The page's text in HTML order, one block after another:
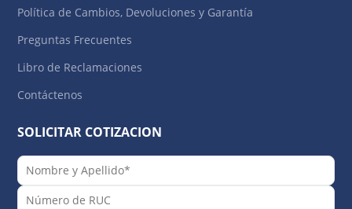
Política de Cambios, Devoluciones y Garantía
Preguntas Frecuentes
Libro de Reclamaciones
Contáctenos
SOLICITAR COTIZACION